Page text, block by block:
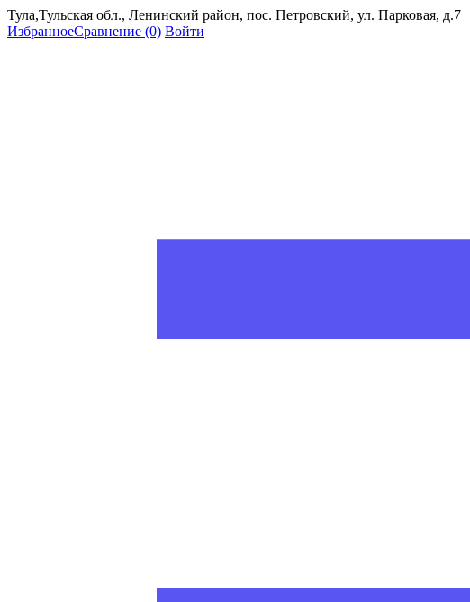
Тула,Тульская обл., Ленинский район, пос. Петровский, ул. Парковая, д.7
ИзбранноеСравнение (0) Войти